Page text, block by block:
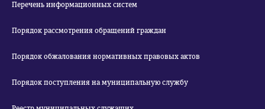
Перечень информационных систем
Порядок рассмотрения обращений граждан
Порядок обжалования нормативных правовых актов
Порядок поступления на муниципальную службу